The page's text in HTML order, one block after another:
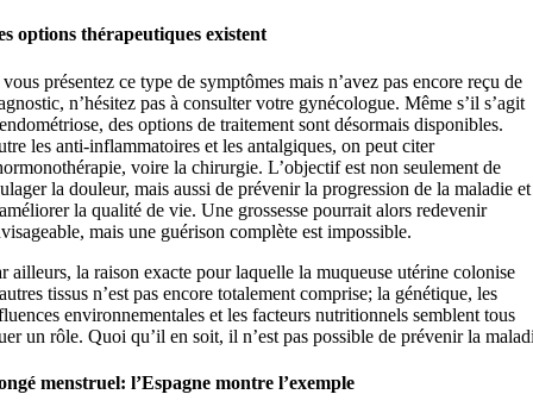
options thérapeutiques existent
présentez ce type de symptômes mais n’avez pas encore reçu de
n’hésitez pas à consulter votre gynécologue. Même s’il s’agit
des options de traitement sont désormais disponibles.
les anti-inflammatoires et les antalgiques, on peut citer
voire la chirurgie. L’objectif est non seulement de
la douleur, mais aussi de prévenir la progression de la maladie et
la qualité de vie. Une grossesse pourrait alors redevenir
mais une guérison complète est impossible.
ailleurs, la raison exacte pour laquelle la muqueuse utérine colonise
tissus n’est pas encore totalement comprise; la génétique, les
environnementales et les facteurs nutritionnels semblent tous
un rôle. Quoi qu’il en soit, il n’est pas possible de prévenir la
menstruel: l’Espagne montre l’exemple